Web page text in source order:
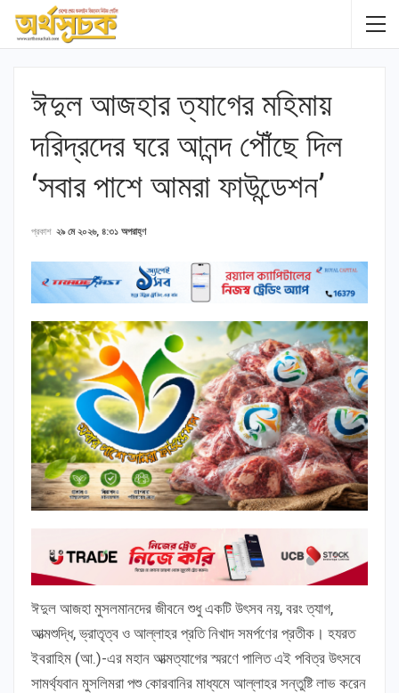
ঈদুল আজহার ত্যাগের মহিমায়
দরিদ্রদের ঘরে আনন্দ পৌঁছে দিল
‘সবার পাশে আমরা ফাউন্ডেশন’
প্রকাশ ২৯ মে ২০২৬, ৪:৩১ অপরাহ্ণ
ঈদুল আজহা মুসলমানদের জীবনে শুধু একটি উৎসব নয়, বরং ত্যাগ,
আত্মশুদ্ধি, ভ্রাতৃত্ব ও আল্লাহর প্রতি নিখাদ সমর্পণের প্রতীক। হযরত
ইবরাহিম (আ.)-এর মহান আত্মত্যাগের স্মরণে পালিত এই পবিত্র উৎসবে
সামর্থ্যবান মুসলিমরা পশু কোরবানির মাধ্যমে আল্লাহর সন্তুষ্টি লাভ করেন